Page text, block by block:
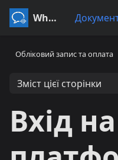
Whisperr
Обліковий запис та оплата
Зміст цієї сторінки
Вхід